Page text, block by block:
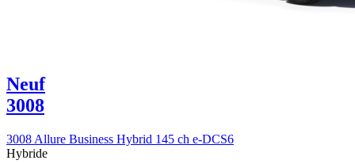
Neuf
3008
3008 Allure Business Hybrid 145 ch e-DCS6
Hybride